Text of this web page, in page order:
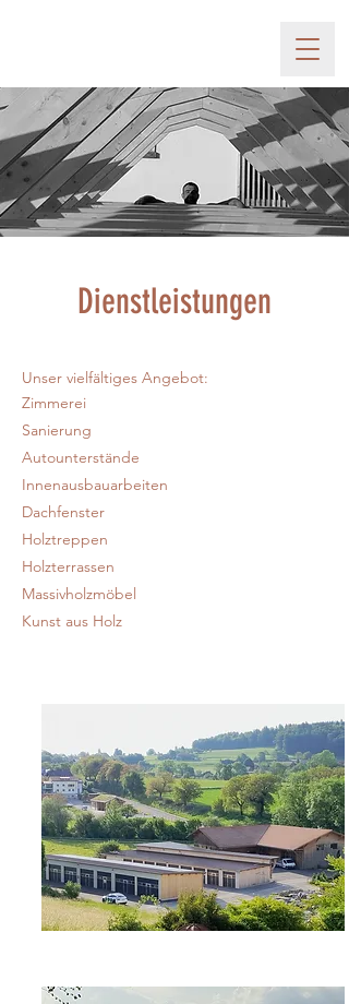
Dienstleistungen
Unser vielfältiges Angebot:
Zimmerei
Sanierung
Autounterstände
Innenausbauarbeiten
Dachfenster
Holztreppen
Holzterrassen
Massivholzmöbel
Kunst aus Holz